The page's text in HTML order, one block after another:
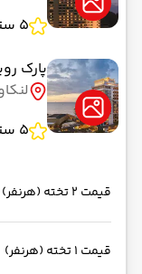
5 ستاره
پارک
5 ستاره
قیمت 2 تخته (هرنفر)
قیمت 1 تخته (هرنفر)